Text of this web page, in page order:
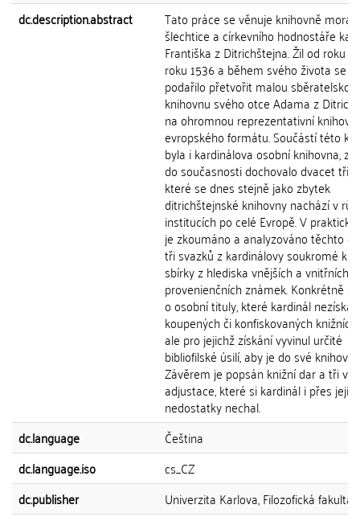
dc.description.abstract
Tato práce se věnuje knihovně
šlechtice a církevního hodnostáře
Františka z Ditrichštejna. Žil od roku
roku 1536 a během svého života se
podařilo přetvořit malou sběratelskou
knihovnu svého otce Adama z
na ohromnou reprezentativní
evropského formátu. Součástí této
byla i kardinálova osobní knihovna, z
do současnosti dochovalo dvacet tři
které se dnes stejně jako zbytek
ditrichštejnské knihovny nachází v
institucích po celé Evropě. V
je zkoumáno a analyzováno těchto
tři svazků z kardinálovy soukromé
sbírky z hlediska vnějších a vnitřních
provenienčních známek. Konkrétně
o osobní tituly, které kardinál nezískal
koupených či konfiskovaných
ale pro jejichž získání vyvinul určité
bibliofilské úsilí, aby je do své
Závěrem je popsán knižní dar a tři
adjustace, které si kardinál i přes jejich
nedostatky nechal.
dc.language
Čeština
dc.language.iso
cs_CZ
dc.publisher
Univerzita Karlova, Filozofická fakulta